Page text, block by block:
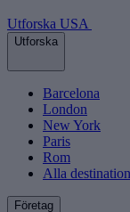
Utforska USA
Utforska
Barcelona
London
New York
Paris
Rom
Alla
Företag